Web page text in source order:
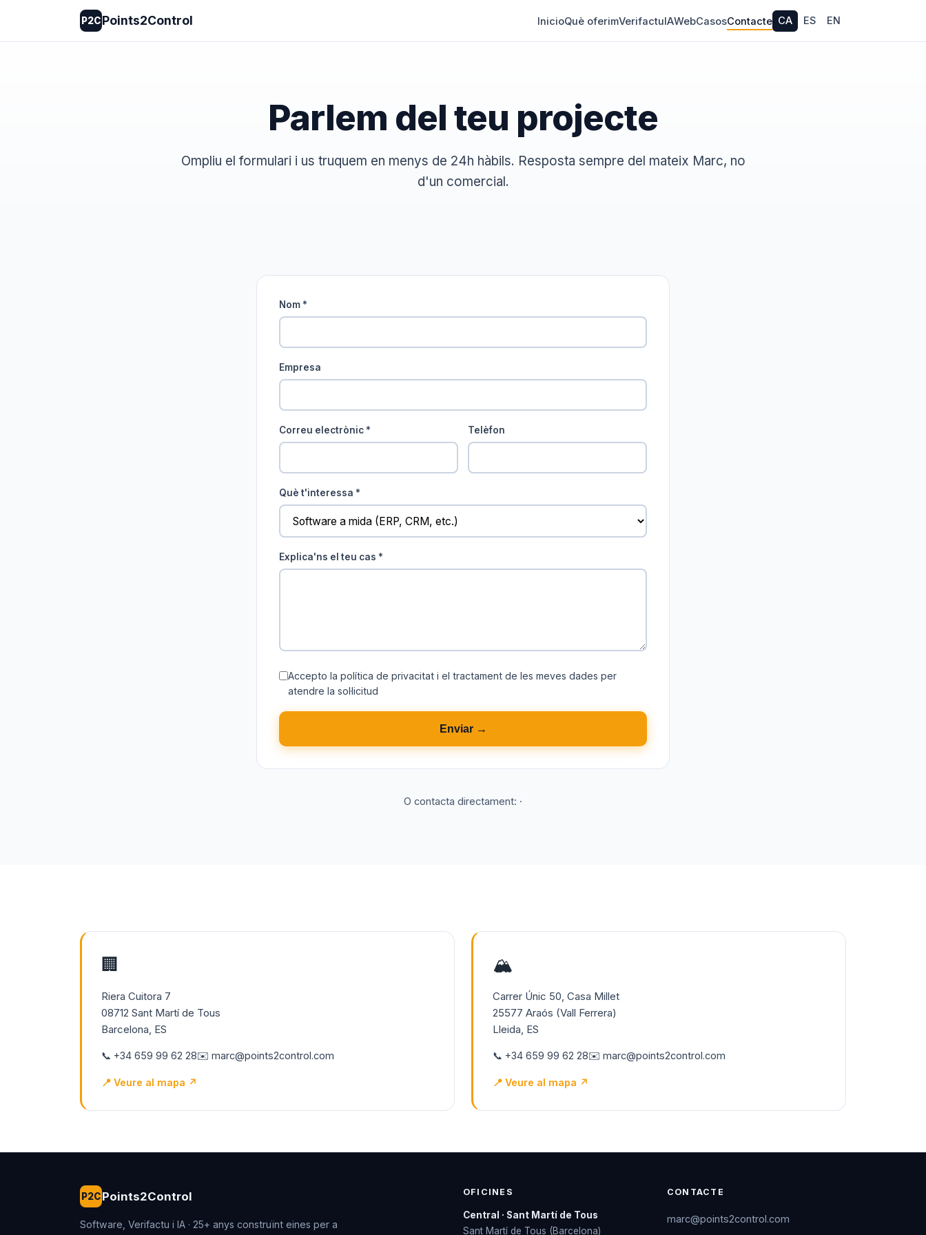
P2CPoints2Control InicioQuè oferimVerifactuIAWebCasosContacte CA ES EN
Parlem del teu projecte
Ompliu el formulari i us truquem en menys de 24h hàbils. Resposta sempre del mateix Marc, no
d'un comercial.
Nom *
Empresa
Correu electrònic * Telèfon
Què t'interessa *
Explica'ns el teu cas *
Accepto la política de privacitat i el tractament de les meves dades per
atendre la sol·licitud
Enviar →
O contacta directament: ·
🏢
Riera Cuitora 7
08712 Sant Martí de Tous
Barcelona, ES
📞 +34 659 99 62 28✉️ marc@points2control.com
📍 Veure al mapa ↗
🏔️
Carrer Únic 50, Casa Millet
25577 Araós (Vall Ferrera)
Lleida, ES
📞 +34 659 99 62 28✉️ marc@points2control.com
📍 Veure al mapa ↗
P2CPoints2Control
Software, Verifactu i IA · 25+ anys construïnt eines per a
OFICINES
Central · Sant Martí de Tous
Sant Martí de Tous (Barcelona)
CONTACTE
marc@points2control.com